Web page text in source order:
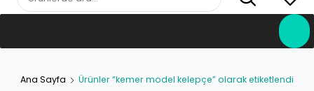
Ana Sayfa Ürünler “kemer model kelepçe” olarak etiketlendi